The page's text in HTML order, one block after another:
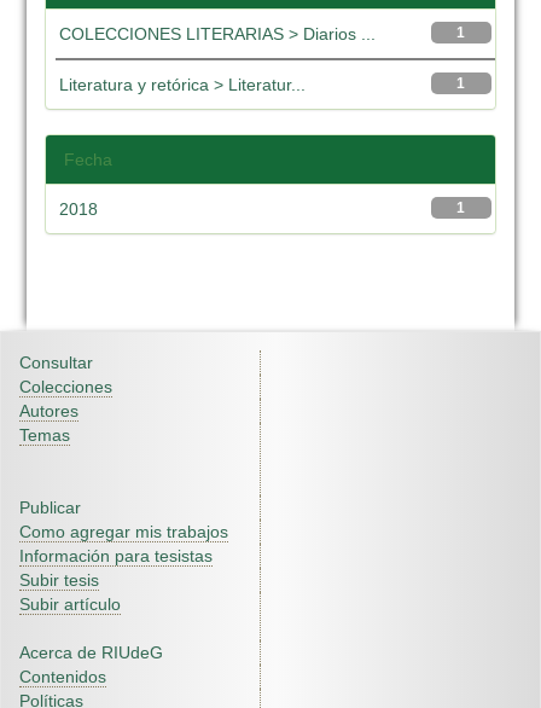
1
COLECCIONES LITERARIAS > Diarios ...
1
Literatura y retórica > Literatur...
Fecha
1
2018
Consultar
Colecciones
Autores
Temas
Publicar
Como agregar mis trabajos
Información para tesistas
Subir tesis
Subir artículo
Acerca de RIUdeG
Contenidos
Políticas